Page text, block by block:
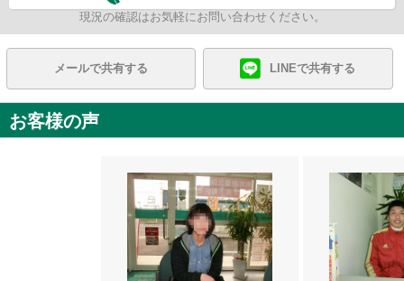
現況の確認はお気軽にお問い合わせください。
メールで共有する LINEで共有する
お客様の声